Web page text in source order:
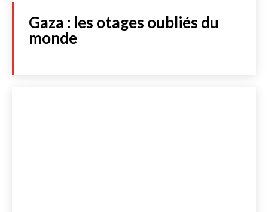
Gaza : les otages oubliés du
monde